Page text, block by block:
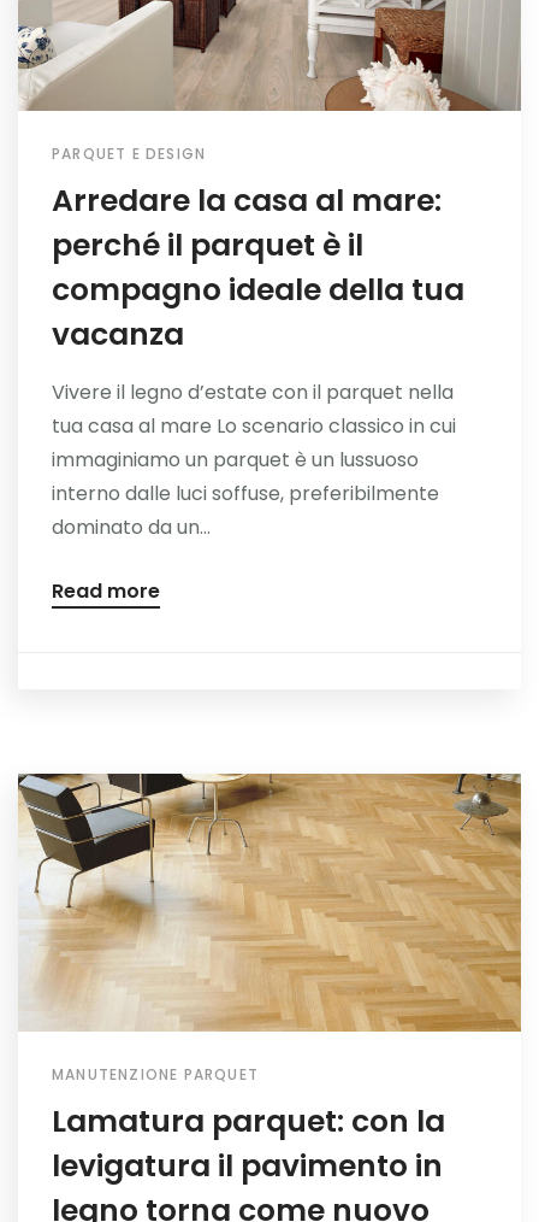
PARQUET E DESIGN
Arredare la casa al mare:
perché il parquet è il
compagno ideale della tua
vacanza
Vivere il legno d’estate con il parquet nella
tua casa al mare Lo scenario classico in cui
immaginiamo un parquet è un lussuoso
interno dalle luci soffuse, preferibilmente
dominato da un...
Read more
MANUTENZIONE PARQUET
Lamatura parquet: con la
levigatura il pavimento in
legno torna come nuovo